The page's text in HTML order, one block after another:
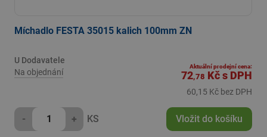
Míchadlo FESTA 35015 kalich 100mm ZN
U Dodavatele
Na objednání
Aktuální prodejní cena:
72,78 Kčs DPH
60,15 Kč bez DPH
- + KS Vložit do košíku